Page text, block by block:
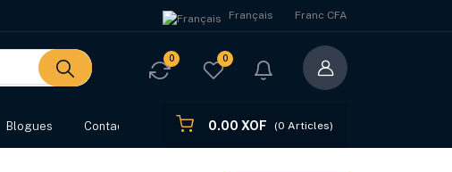
Français Franc CFA
0 0
Blogues Contact 0.00 XOF (0 Articles)